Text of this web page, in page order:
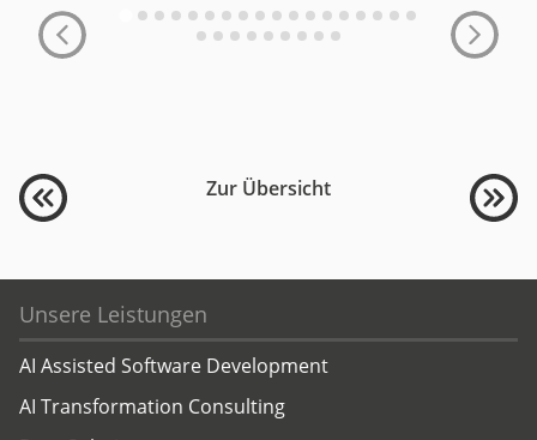
Zur Übersicht
Unsere Leistungen
AI Assisted Software Development
AI Transformation Consulting